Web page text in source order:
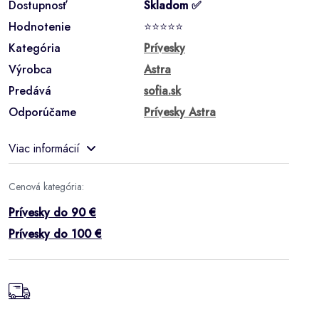
Dostupnosť
Skladom ✅
Hodnotenie
⭐⭐⭐⭐⭐
Kategória
Prívesky
Výrobca
Astra
Predává
sofia.sk
Odporúčame
Prívesky Astra
Viac informácií
Cenová kategória:
Prívesky do 90 €
Prívesky do 100 €